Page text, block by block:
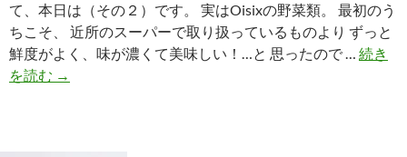
て、本日は（その２）です。 実はOisixの野菜類。 最初のう
ちこそ、 近所のスーパーで取り扱っているものより ずっと
鮮度がよく、味が濃くて美味しい！…と 思ったので … 続き
を読む お
→